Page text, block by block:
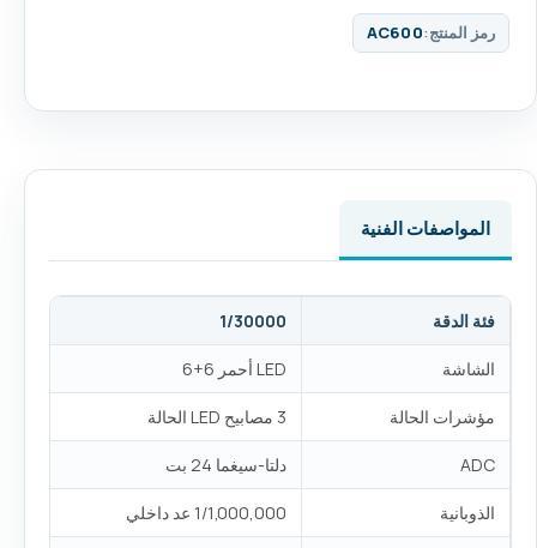
رمز المنتج:AC600
المواصفات الفنية
فئة الدقة 1/30000
الشاشة LED أحمر 6+6
مؤشرات الحالة 3 مصابيح LED الحالة
ADC دلتا-سيغما 24 بت
الذوبانية 1/1,000,000 عد داخلي